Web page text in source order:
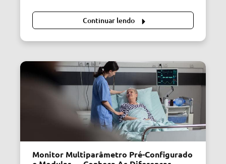
Continuar lendo
Monitor Multiparâmetro Pré-Configurado